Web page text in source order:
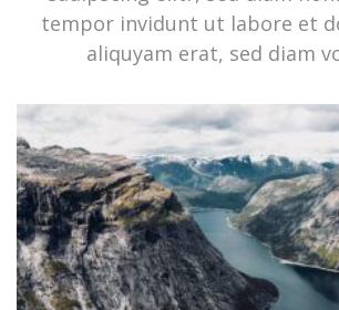
tempor invidunt ut labore et
aliquyam erat, sed diam